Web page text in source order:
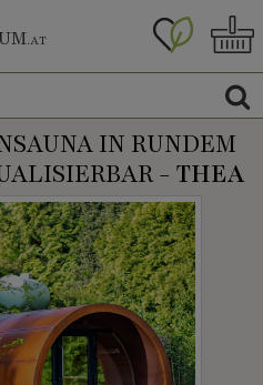
.AT
IN RUNDEM D
- THEA